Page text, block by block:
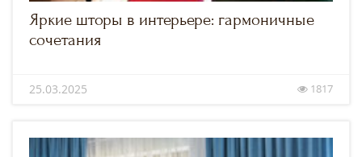
Яркие шторы в интерьере: гармоничные
сочетания
25.03.2025 1817